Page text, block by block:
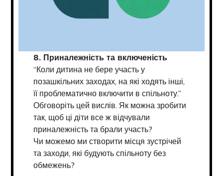
8. Приналежність та включеність
“Коли дитина не бере участь у
позашкільних заходах, на які ходять інші,
її проблематично включити в спільноту.”
Обговоріть цей вислів. Як можна зробити
так, щоб ці діти все ж відчували
приналежність та брали участь?
Чи можемо ми створити місця зустрічей
та заходи, які будують спільноту без
обмежень?